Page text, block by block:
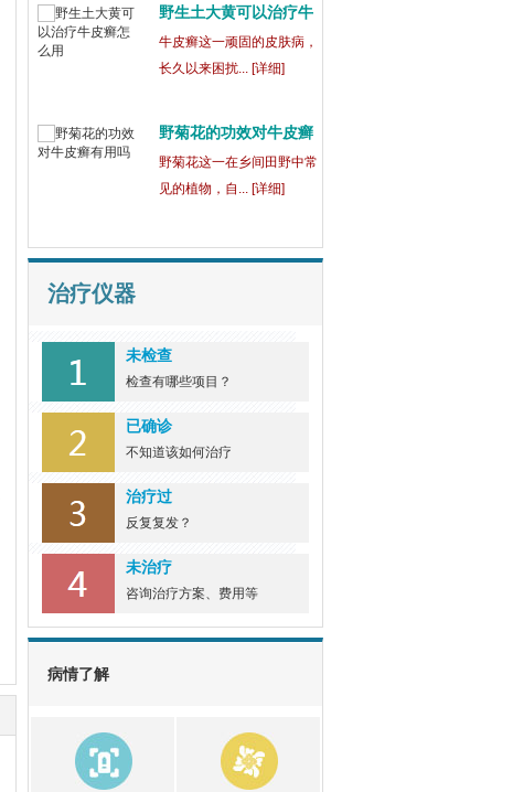
野生土大黄可以治疗牛
牛皮癣这一顽固的皮肤病，
长久以来困扰... [详细]
野菊花的功效对牛皮癣
野菊花这一在乡间田野中常
见的植物，自... [详细]
治疗仪器
未检查
检查有哪些项目？
已确诊
不知道该如何治疗
治疗过
反复复发？
未治疗
咨询治疗方案、费用等
病情了解